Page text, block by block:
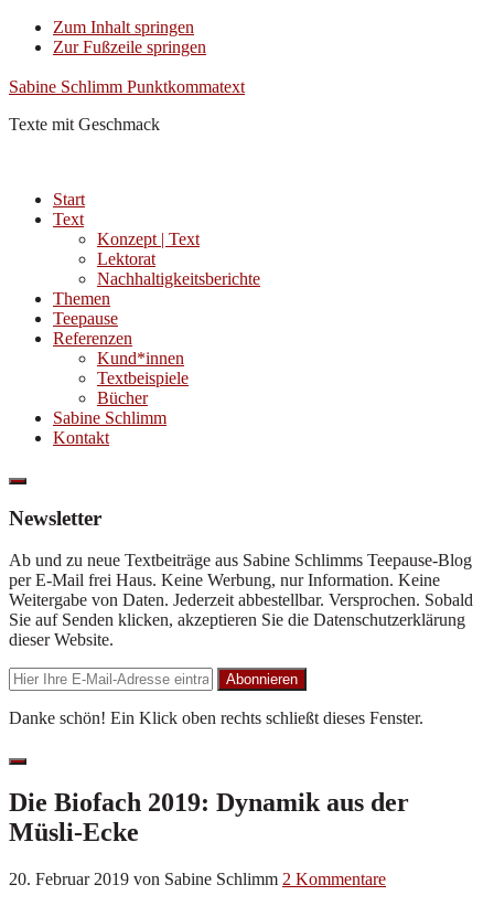
Zum Inhalt springen
Zur Fußzeile springen
Sabine Schlimm Punktkommatext
Texte mit Geschmack
Start
Text
Konzept | Text
Lektorat
Nachhaltigkeits­berichte
Themen
Teepause
Referenzen
Kund*innen
Textbeispiele
Bücher
Sabine Schlimm
Kontakt
Show
Content
Newsletter
Ab und zu neue Textbeiträge aus Sabine Schlimms Teepause-Blog
per E-Mail frei Haus. Keine Werbung, nur Information. Keine
Weitergabe von Daten. Jederzeit abbestellbar. Versprochen. Sobald
Sie auf Senden klicken, akzeptieren Sie die Datenschutzerklärung
dieser Website.
Danke schön! Ein Klick oben rechts schließt dieses Fenster.
Hide
Content
Die Biofach 2019: Dynamik aus der
Müsli-Ecke
20. Februar 2019 von Sabine Schlimm 2 Kommentare